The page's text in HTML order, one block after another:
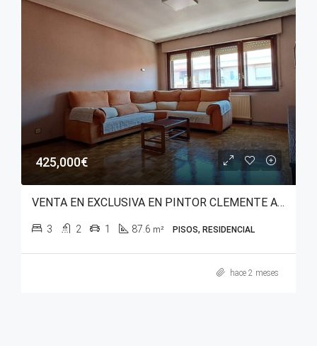
425,000€
VENTA EN EXCLUSIVA EN PINTOR CLEMENTE ARRAIZ
3 2 1 87.6 m² PISOS, RESIDENCIAL
hace 2 meses